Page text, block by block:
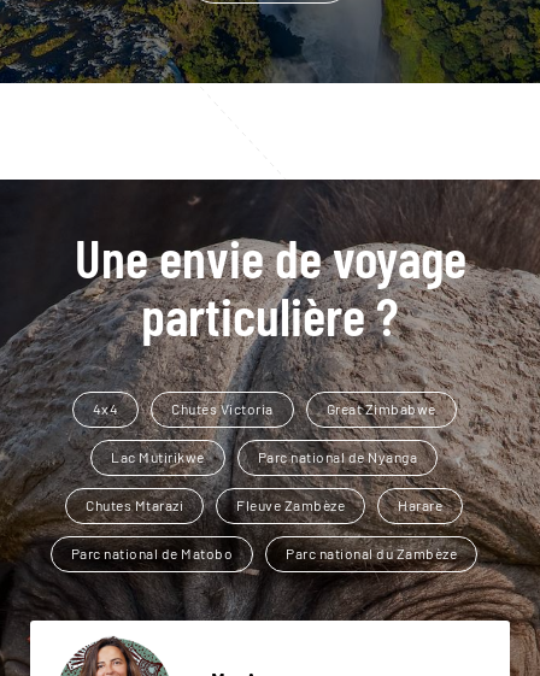
Une envie de voyage
particulière ?
4x4 Chutes Victoria Great Zimbabwe
Lac Mutirikwe Parc national de Nyanga
Chutes Mtarazi Fleuve Zambèze Harare
Parc national de Matobo Parc national du Zambèze